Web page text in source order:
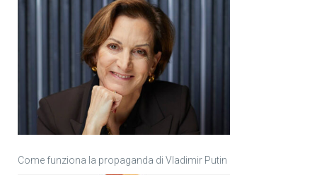
Come funziona la propaganda di Vladimir Putin